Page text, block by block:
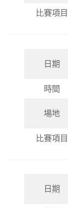
比賽項目
日期
時間
場地
比賽項目
日期